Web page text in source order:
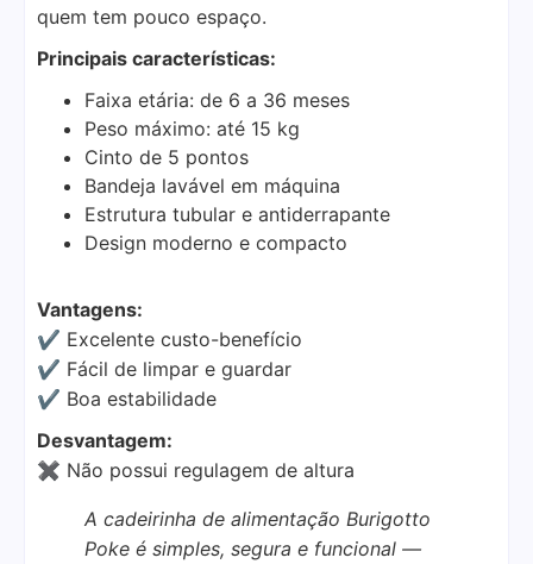
quem tem pouco espaço.
Principais características:
Faixa etária: de 6 a 36 meses
Peso máximo: até 15 kg
Cinto de 5 pontos
Bandeja lavável em máquina
Estrutura tubular e antiderrapante
Design moderno e compacto
Vantagens:
✔ Excelente custo-benefício
✔ Fácil de limpar e guardar
✔ Boa estabilidade
Desvantagem:
✖ Não possui regulagem de altura
A cadeirinha de alimentação Burigotto
Poke é simples, segura e funcional —